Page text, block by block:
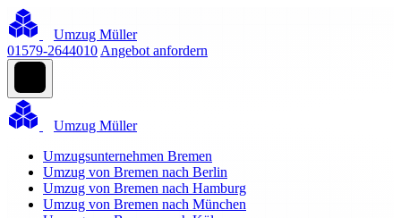
Umzug Müller
01579-2644010 Angebot anfordern
Umzug Müller
Umzugsunternehmen Bremen
Umzug von Bremen nach Berlin
Umzug von Bremen nach Hamburg
Umzug von Bremen nach München